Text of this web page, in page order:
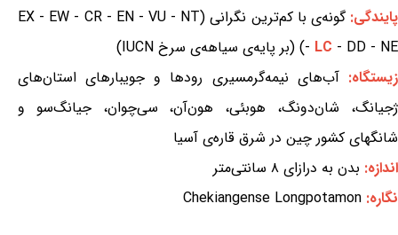
پایندگی:
گونه‌ی با کم‌ترین نگرانی (EX - EW - CR - EN - VU - NT
- LC - DD - NE) (بر پایه‌ی سیاهه‌ی سرخ IUCN)
زیستگاه:آب‌های نیمه‌گرمسیری رودها و جویبارهای استان‌های
ژجیانگ، شان‌دونگ، هوبئی، هون‌آن، سی‌چوان، جیانگ‌سو و
شانگهای کشور چین در شرق قاره‌ی آسیا
اندازه: بدن به درازای ۸ سانتی‌متر
نگاره: Chekiangense Longpotamon